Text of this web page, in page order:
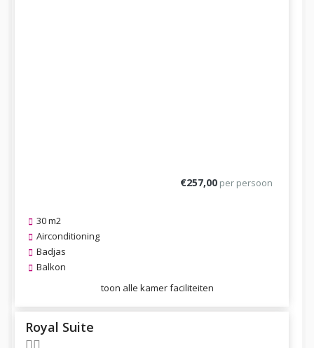
€257,00 per persoon
30 m2
Airconditioning
Badjas
Balkon
toon alle kamer faciliteiten
Royal Suite